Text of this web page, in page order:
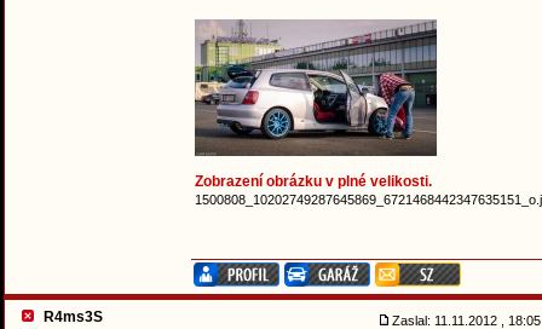
Zobrazení obrázku v plné velikosti.
R4ms3S Zaslal: 11.11.2012 ,